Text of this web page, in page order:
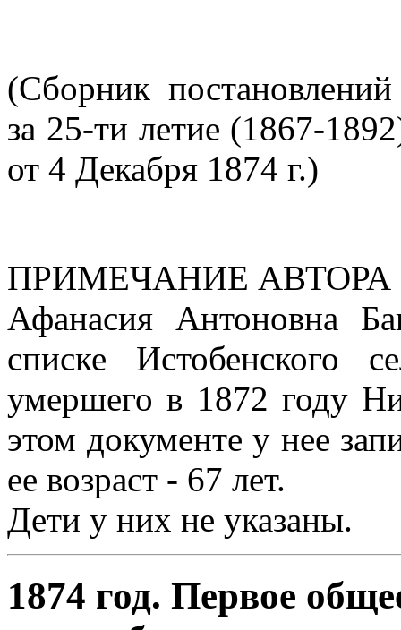
(Сборник постановлений
за 25-ти летие (1867-
от 4 Декабря 1874 г.)
ПРИМЕЧАНИЕ АВТОРА
Афанасия Антоновна
списке Истобенского
умершего в 1872 году
этом документе у нее
ее возраст - 67 лет.
Дети у них не указаны.
1874 год. Первое